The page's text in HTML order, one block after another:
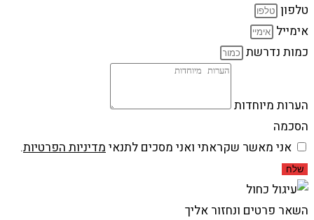
טלפון
אימייל
כמות נדרשת
הערות מיוחדות
הסכמה
אני מאשר שקראתי ואני מסכים לתנאי מדיניות הפרטיות.
שלח
השאר פרטים ונחזור אליך